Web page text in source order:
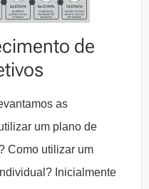
de
as
um plano de
Como utilizar um
Inicialmente